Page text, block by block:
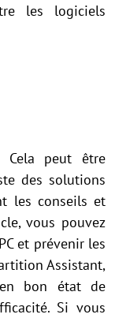
les logiciels
peut être
des solutions
les conseils et
vous pouvez
et prévenir les
Assistant,
bon état de
Si vous